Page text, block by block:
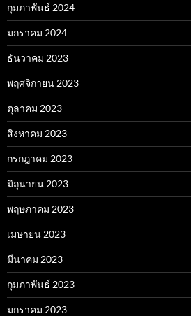
กุมภาพันธ์ 2024
มกราคม 2024
ธันวาคม 2023
พฤศจิกายน 2023
ตุลาคม 2023
สิงหาคม 2023
กรกฎาคม 2023
มิถุนายน 2023
พฤษภาคม 2023
เมษายน 2023
มีนาคม 2023
กุมภาพันธ์ 2023
มกราคม 2023